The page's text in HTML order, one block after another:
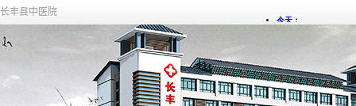
长丰县中医院